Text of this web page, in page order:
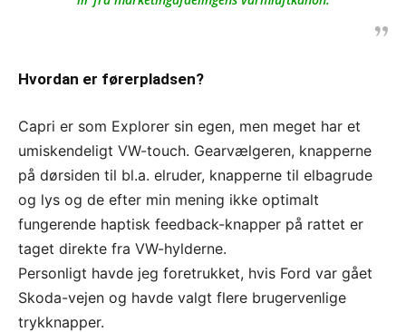
Hvordan er førerpladsen?
Capri er som Explorer sin egen, men meget har et
umiskendeligt VW-touch. Gearvælgeren, knapperne
på dørsiden til bl.a. elruder, knapperne til elbagrude
og lys og de efter min mening ikke optimalt
fungerende haptisk feedback-knapper på rattet er
taget direkte fra VW-hylderne.
Personligt havde jeg foretrukket, hvis Ford var gået
Skoda-vejen og havde valgt flere brugervenlige
trykknapper.